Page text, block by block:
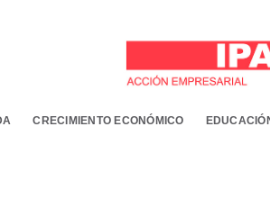
CRECIMIENTO ECONÓMICO